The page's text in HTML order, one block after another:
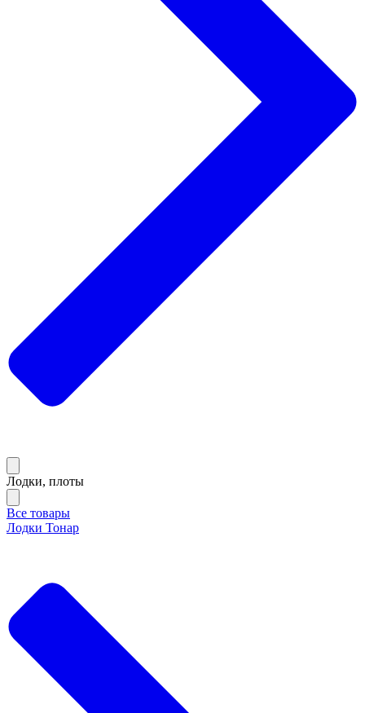
Лодки, плоты
Все товары
Лодки Тонар